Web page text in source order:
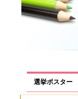
選挙ポスター